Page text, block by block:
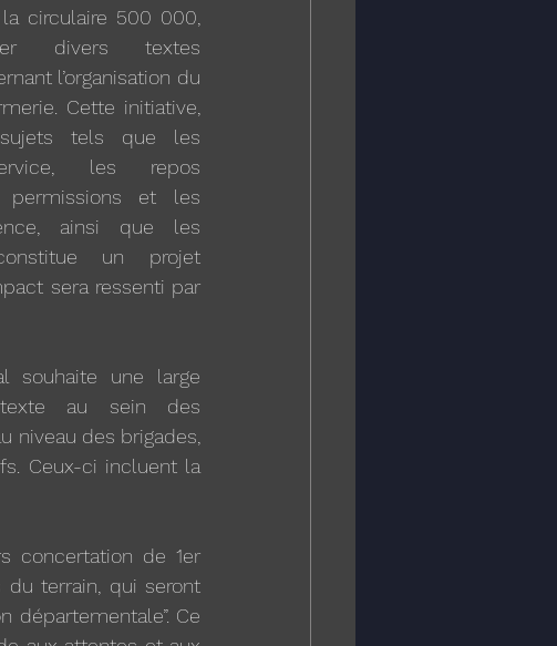
circulaire 500 000,
divers textes
l’organisation du
Cette initiative,
tels que les
les repos
permissions et les
ainsi que les
un projet
sera ressenti par
souhaite une large
au sein des
niveau des brigades,
Ceux-ci incluent la
concertation de 1er
du terrain, qui seront
départementale”. Ce